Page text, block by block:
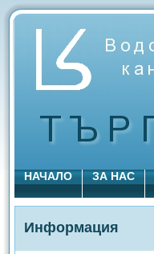
НАЧАЛО ЗА НАС
Информация